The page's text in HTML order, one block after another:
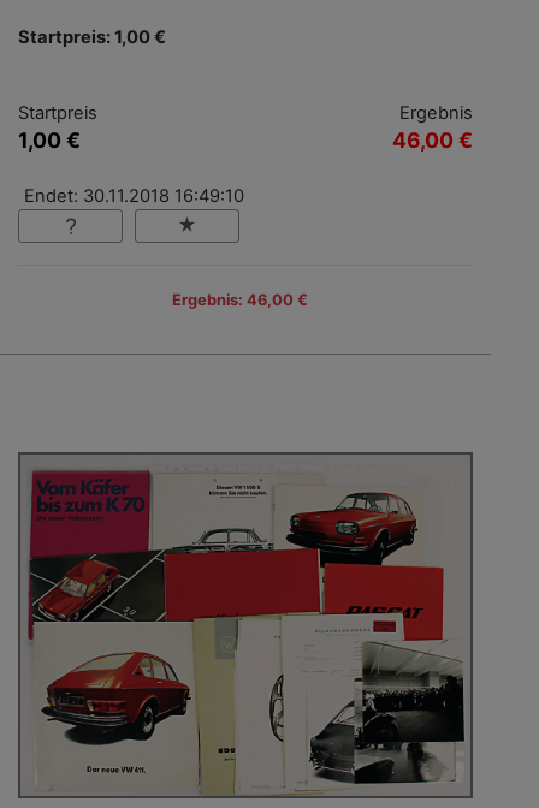
Startpreis: 1,00 €
Startpreis
1,00 €
Ergebnis
46,00 €
Endet: 30.11.2018 16:49:10
Ergebnis: 46,00 €